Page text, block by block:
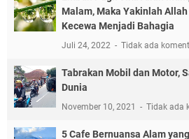
Malam, Maka Yakinlah
Kecewa Menjadi Bahagia
Juli 24, 2022 Tidak ada
Tabrakan Mobil dan Motor,
Dunia
November 10, 2021 Tidak ada
5 Cafe Bernuansa Alam